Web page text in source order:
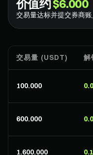
价值约$6.000
交易量达标并提交券商
交易量 (USDT) 解
100.000
600.000
1.600.000